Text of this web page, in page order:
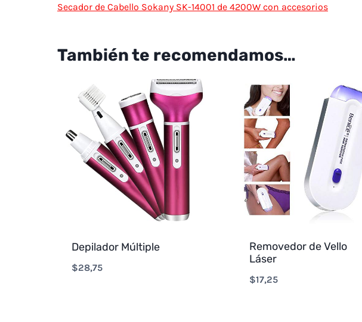
Secador de Cabello Sokany SK-14001 de 4200W con accesorios
También te recomendamos…
Depilador Múltiple
$28,75
Removedor de Vello
Láser
$17,25